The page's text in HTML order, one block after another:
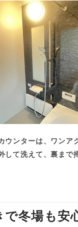
ウンターは、ワンア
して洗えて、裏まで
で冬場も安